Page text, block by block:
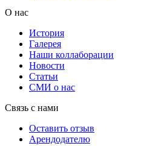
О нас
История
Галерея
Наши коллаборации
Новости
Статьи
СМИ о нас
Связь с нами
Оставить отзыв
Арендодателю